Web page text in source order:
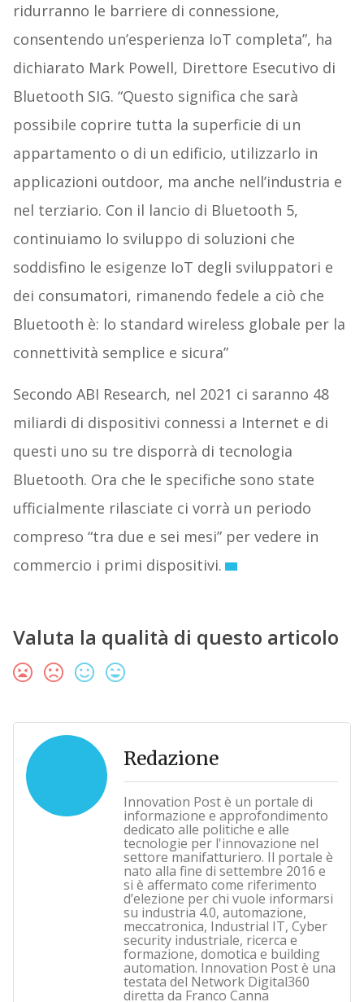
ridurranno le barriere di connessione,
consentendo un’esperienza IoT completa”, ha
dichiarato Mark Powell, Direttore Esecutivo di
Bluetooth SIG. “Questo significa che sarà
possibile coprire tutta la superficie di un
appartamento o di un edificio, utilizzarlo in
applicazioni outdoor, ma anche nell’industria e
nel terziario. Con il lancio di Bluetooth 5,
continuiamo lo sviluppo di soluzioni che
soddisfino le esigenze IoT degli sviluppatori e
dei consumatori, rimanendo fedele a ciò che
Bluetooth è: lo standard wireless globale per la
connettività semplice e sicura”
Secondo ABI Research, nel 2021 ci saranno 48
miliardi di dispositivi connessi a Internet e di
questi uno su tre disporrà di tecnologia
Bluetooth. Ora che le specifiche sono state
ufficialmente rilasciate ci vorrà un periodo
compreso “tra due e sei mesi” per vedere in
commercio i primi dispositivi.
Valuta la qualità di questo articolo
Redazione
Innovation Post è un portale di
informazione e approfondimento
dedicato alle politiche e alle
tecnologie per l'innovazione nel
settore manifatturiero. Il portale è
nato alla fine di settembre 2016 e
si è affermato come riferimento
d’elezione per chi vuole informarsi
su industria 4.0, automazione,
meccatronica, Industrial IT, Cyber
security industriale, ricerca e
formazione, domotica e building
automation. Innovation Post è una
testata del Network Digital360
diretta da Franco Canna